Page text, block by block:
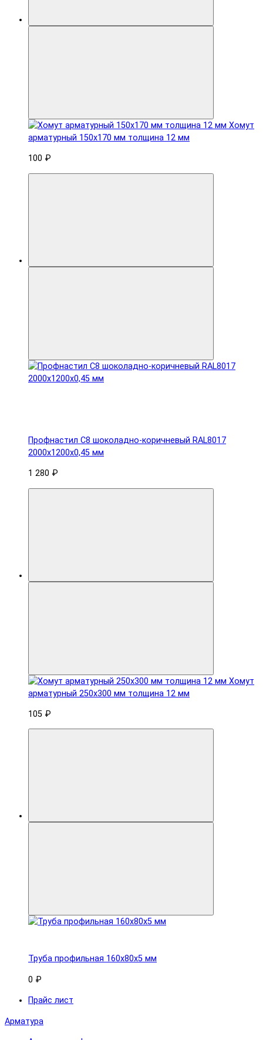
Хомут
арматурный 150x170 мм толщина 12 мм
100 ₽
Профнастил С8 шоколадно-коричневый RAL8017
2000х1200х0,45 мм
1 280 ₽
Хомут
арматурный 250x300 мм толщина 12 мм
105 ₽
Труба профильная 160x80х5 мм
0 ₽
Прайс лист
Арматура